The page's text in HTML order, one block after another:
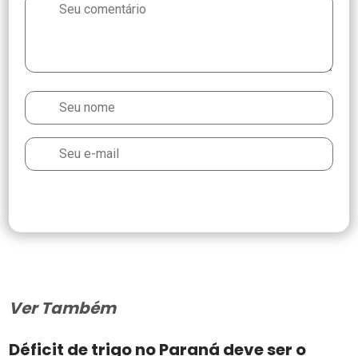
Ver Também
Déficit de trigo no Paraná deve ser o